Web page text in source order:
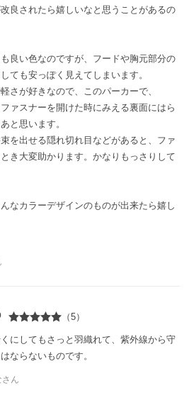
せ
良されたら嬉しいなと思うことがあるの
良い色なのですが、フードや胸元部分の
ても安っぽく見えてしまいます。
さが好きなので、このパーカーで、
ァスナーを開けた時にみえる裏面にはら
と思います。
を出せる隠れ切れ目などがあると、ファ
き大変助かります。かなりもっさりして
なカラーデザインのものが出来たら嬉し
（5）
にしてもさっと羽織れて、紫外線から守
ならないものです。
さん